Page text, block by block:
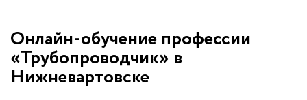
Онлайн-обучение профессии
«Трубопроводчик» в
Нижневартовске